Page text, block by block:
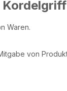
Waren.
von